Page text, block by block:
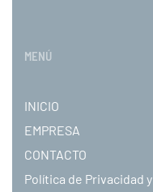
MENÚ
INICIO
EMPRESA
CONTACTO
Política de Privacidad y